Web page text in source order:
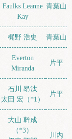
Faulks Leanne
Kay
青葉山
梶野 浩史 青葉山
Everton
Miranda
片平
石川 昂汰
太田 宏（*1）
片平
大山 幹成
（*3）
川内